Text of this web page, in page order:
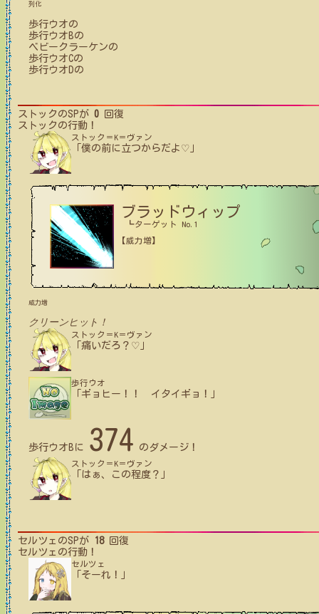
列化
歩行ウオの
歩行ウオBの
ベビークラーケンの
歩行ウオCの
歩行ウオDの
ストック のSPが 0 回復
ストック の行動！
ストック＝K＝ヴァン
「僕の前に立つからだよ♡」
ブラッドウィップ
┗ターゲット No.1
【威力増】
威力増
クリーンヒット！
ストック＝K＝ヴァン
「痛いだろ？♡」
歩行ウオ
「ギョヒー！！ イタイギョ！」
歩行ウオB に 374 のダメージ！
ストック＝K＝ヴァン
「はぁ、この程度？」
セルツェ のSPが 18回復
セルツェ の行動！
セルツェ
「そーれ！」